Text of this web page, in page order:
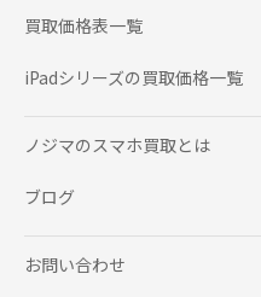
買取価格表一覧
iPadシリーズの 買取価格一覧
ノジマのスマホ買取とは
ブログ
お問い合わせ